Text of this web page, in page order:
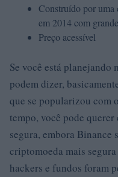
Construído por uma
em 2014 com
Preço acessível
Se você está planejando
podem dizer,
que se popularizou com
tempo, você pode
segura, embora Binance
criptomoeda mais
hackers e fundos foram